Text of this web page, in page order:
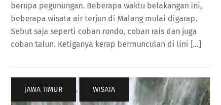
berupa pegunungan. Beberapa waktu belakangan ini,
beberapa wisata air terjun di Malang mulai digarap.
Sebut saja seperti coban rondo, coban rais dan juga
coban talun. Ketiganya kerap bermunculan di lini […]
JAWA TIMUR , WISATA